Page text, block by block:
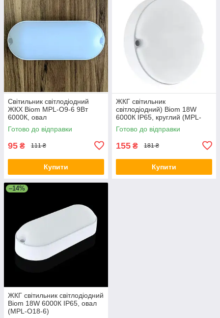
Світильник світлодіодний
ЖКХ Biom MPL-О9-6 9Вт
6000К, овал
Готово до відправки
95 ₴ 111 ₴
Купити
ЖКГ світильник
світлодіодний) Biom 18W
6000К IP65, круглий (MPL-
R18-6)
Готово до відправки
155 ₴ 181 ₴
Купити
–14%
ЖКГ світильник світлодіодний
Biom 18W 6000К IP65, овал
(MPL-О18-6)